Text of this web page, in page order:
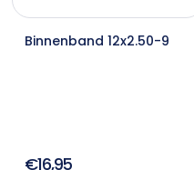
Binnenband 12x2.50-9
€16,95